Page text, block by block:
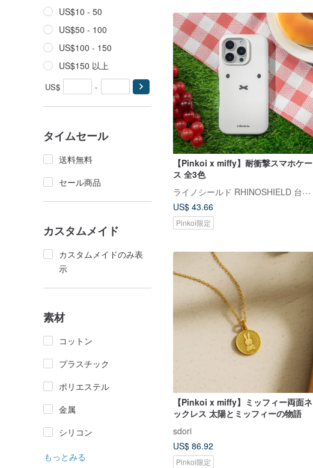
US$10 - 50
US$50 - 100
US$100 - 150
US$150 以上
US$ -
タイムセール
送料無料
セール商品
カスタムメイド
カスタムメイドのみ表
示
素材
コットン
プラスチック
ポリエステル
金属
シリコン
もっとみる
【Pinkoi x miffy】耐衝撃スマホケー
ス 全3色
ライノシールド RHINOSHIELD 台湾公式ストア
US$ 43.66
Pinkoi限定
【Pinkoi x miffy】ミッフィー両面ネ
ックレス 太陽とミッフィーの物語
sdori
US$ 86.92
Pinkoi限定